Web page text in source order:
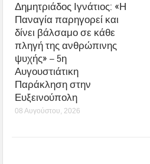
Δημητριάδος Ιγνάτιος: «Η
Παναγία παρηγορεί και
δίνει βάλσαμο σε κάθε
πληγή της ανθρώπινης
ψυχής» – 5η
Αυγουστιάτικη
Παράκληση στην
Ευξεινούπολη
08 Αυγούστου, 2026